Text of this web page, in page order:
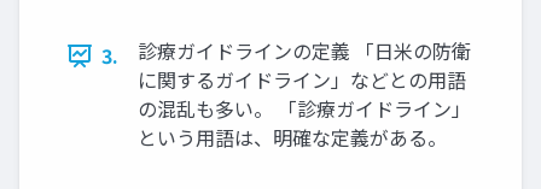
3.
診療ガイドラインの定義 「日米の防衛
に関するガイドライン」などとの用語
の混乱も多い。 「診療ガイドライン」
という用語は、明確な定義がある。